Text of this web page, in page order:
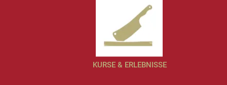
KURSE & ERLEBNISSE